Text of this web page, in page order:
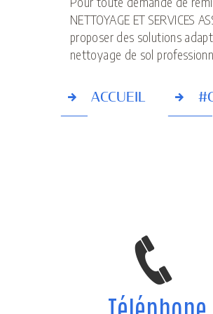
NETTOYAGE ET
proposer des solutions
nettoyage de sol
ACCUEIL